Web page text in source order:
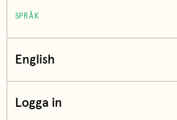
SPRÅK
English
Logga in